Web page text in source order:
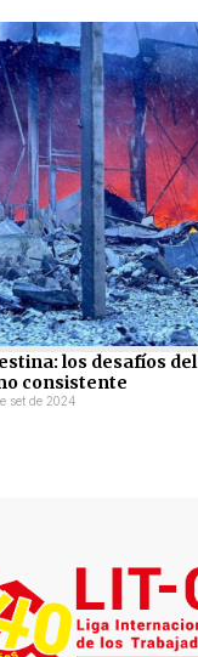
los desafíos del
consistente
set de 2024